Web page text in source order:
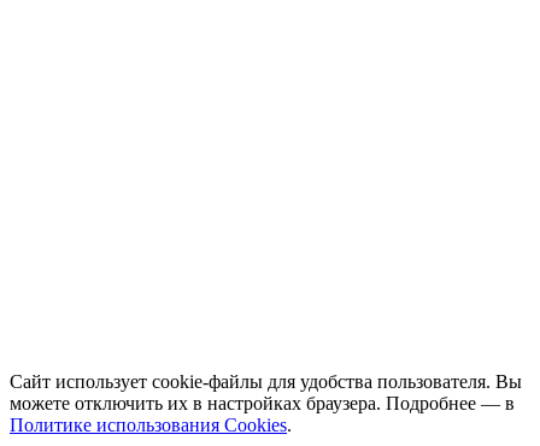
Сайт использует cookie-файлы для удобства пользователя. Вы
можете отключить их в настройках браузера. Подробнее — в
Политике использования Cookies.